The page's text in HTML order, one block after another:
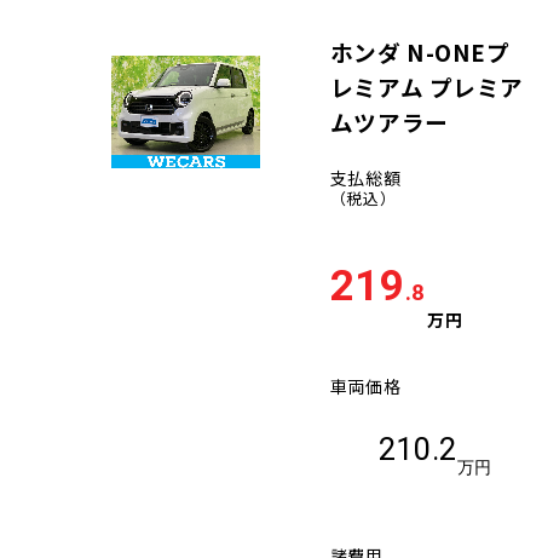
ホンダ N-ONEプ
レミアム プレミア
ムツアラー
支払総額
（税込）
219.8
万円
車両価格
210.2
万円